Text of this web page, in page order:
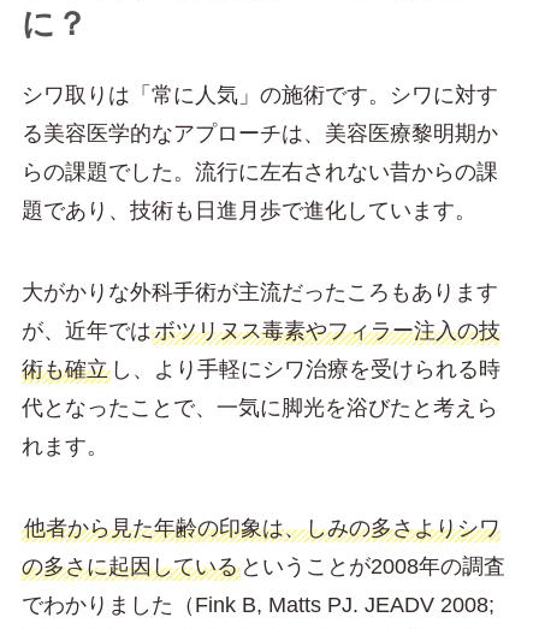
に？
シワ取りは「常に人気」の施術です。シワに対す
る美容医学的なアプローチは、美容医療黎明期か
らの課題でした。流行に左右されない昔からの課
題であり、技術も日進月歩で進化しています。
大がかりな外科手術が主流だったころもあります
が、近年ではボツリヌス毒素やフィラー注入の技
術も確立し、より手軽にシワ治療を受けられる時
代となったことで、一気に脚光を浴びたと考えら
れます。
他者から見た年齢の印象は、しみの多さよりシワ
の多さに起因しているということが2008年の調査
でわかりました（Fink B, Matts PJ. JEADV 2008;